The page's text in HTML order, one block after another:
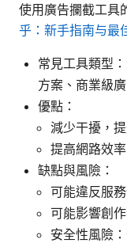
使用廣告攔截工具
乎：新手指南与最
常見工具類型
方案、商業級
優點：
減少干擾，
提高網路效
缺點與風險：
可能違反服
可能影響創
安全性風險